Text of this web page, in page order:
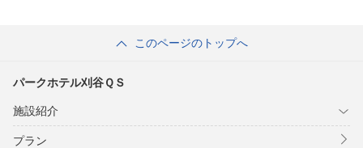
このページのトップへ
パークホテル刈谷ＱＳ
施設紹介
プラン